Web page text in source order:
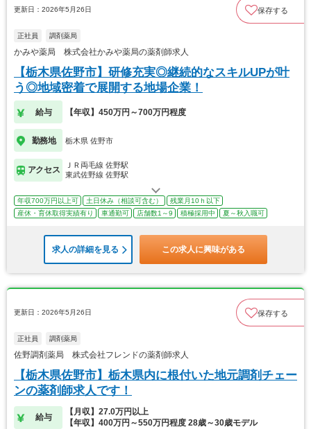
更新日：2026年5月26日 保存する
正社員 調剤薬局
かみや薬局 株式会社かみや薬局の薬剤師求人
【栃木県佐野市】研修充実◎継続的なスキルUPが叶
う◎地域密着で展開する地場企業！
給与 【年収】450万円～700万円程度
勤務地 栃木県 佐野市
アクセス
ＪＲ両毛線 佐野駅
東武佐野線 佐野駅
年収700万円以上可 土日休み（相談可含む）
残業月10ｈ以下
産休・育休取得実績有り
車通勤可 店舗数1～9 積極採用中 夏～秋入職可
求人の詳細を見る この求人に興味がある
更新日：2026年5月26日 保存する
正社員 調剤薬局
佐野調剤薬局 株式会社フレンドの薬剤師求人
【栃木県佐野市】栃木県内に根付いた地元調剤チェー
ンの薬剤師求人です！
給与
【月収】27.0万円以上
【年収】400万円～550万円程度 28歳～30歳モデル